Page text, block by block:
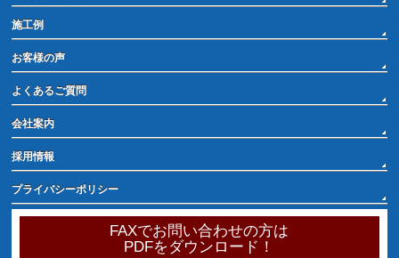
施工例
お客様の声
よくあるご質問
会社案内
採用情報
プライバシーポリシー
FAXでお問い合わせの方は
PDFをダウンロード！